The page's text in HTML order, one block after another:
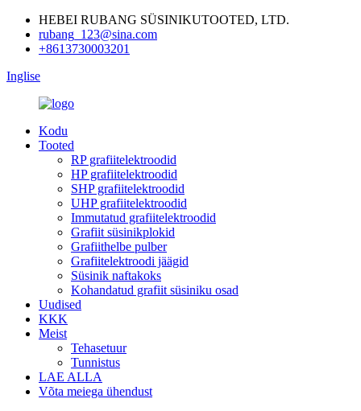
HEBEI RUBANG SÜSINIKUTOOTED, LTD.
rubang_123@sina.com
+8613730003201
Inglise
Kodu
Tooted
RP grafiitelektroodid
HP grafiitelektroodid
SHP grafiitelektroodid
UHP grafiitelektroodid
Immutatud grafiitelektroodid
Grafiit süsinikplokid
Grafiithelbe pulber
Grafiitelektroodi jäägid
Süsinik naftakoks
Kohandatud grafiit süsiniku osad
Uudised
KKK
Meist
Tehasetuur
Tunnistus
LAE ALLA
Võta meiega ühendust